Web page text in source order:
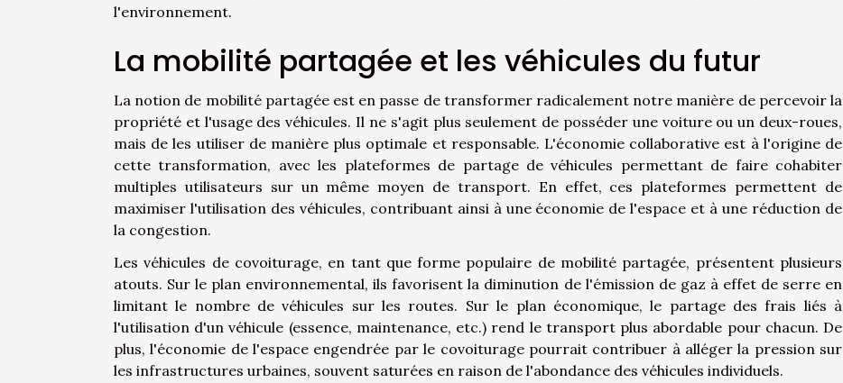
l'environnement.
La mobilité partagée et les véhicules du futur
La notion de mobilité partagée est en passe de transformer radicalement notre manière de percevoir la
propriété et l'usage des véhicules. Il ne s'agit plus seulement de posséder une voiture ou un deux-roues,
mais de les utiliser de manière plus optimale et responsable. L'économie collaborative est à l'origine de
cette transformation, avec les plateformes de partage de véhicules permettant de faire cohabiter
multiples utilisateurs sur un même moyen de transport. En effet, ces plateformes permettent de
maximiser l'utilisation des véhicules, contribuant ainsi à une économie de l'espace et à une réduction de
la congestion.
Les véhicules de covoiturage, en tant que forme populaire de mobilité partagée, présentent plusieurs
atouts. Sur le plan environnemental, ils favorisent la diminution de l'émission de gaz à effet de serre en
limitant le nombre de véhicules sur les routes. Sur le plan économique, le partage des frais liés à
l'utilisation d'un véhicule (essence, maintenance, etc.) rend le transport plus abordable pour chacun. De
plus, l'économie de l'espace engendrée par le covoiturage pourrait contribuer à alléger la pression sur
les infrastructures urbaines, souvent saturées en raison de l'abondance des véhicules individuels.